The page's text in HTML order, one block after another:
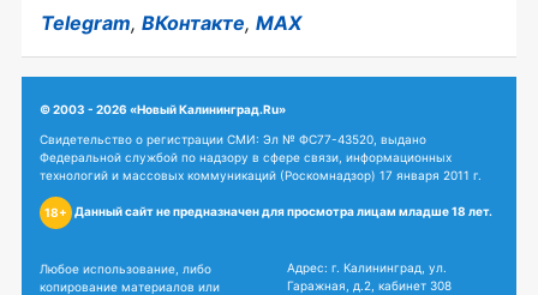
Telegram, ВКонтакте, MAX
© 2003 - 2026 «Новый Калининград.Ru»
Свидетельство о регистрации СМИ: Эл № ФС77-43520, выдано
Федеральной службой по надзору в сфере связи, информационных
технологий и массовых коммуникаций (Роскомнадзор) 17 января 2011 г.
18+ Данный сайт не предназначен для просмотра лицам младше 18 лет.
Любое использование, либо
копирование материалов или
Адрес: г. Калининград, ул.
Гаражная, д.2, кабинет 308